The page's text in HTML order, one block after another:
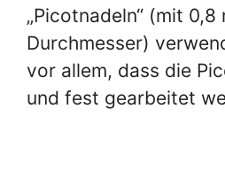
„Picotnadeln“ (mit 0,8
Durchmesser)
vor allem, dass die
und fest gearbeitet